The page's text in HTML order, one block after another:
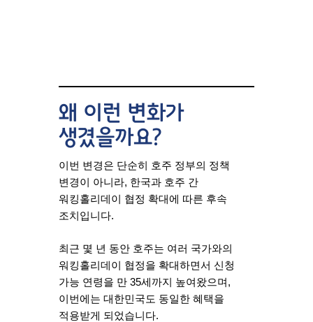
왜 이런 변화가
생겼을까요?
이번 변경은 단순히 호주 정부의 정책
변경이 아니라, 한국과 호주 간
워킹홀리데이 협정 확대에 따른 후속
조치입니다.
최근 몇 년 동안 호주는 여러 국가와의
워킹홀리데이 협정을 확대하면서 신청
가능 연령을 만 35세까지 높여왔으며,
이번에는 대한민국도 동일한 혜택을
적용받게 되었습니다.